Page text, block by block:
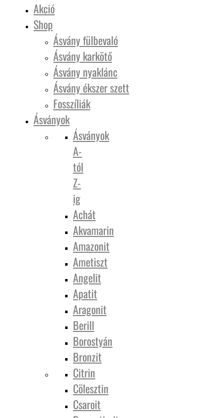
Akció
Shop
Ásvány fülbevaló
Ásvány karkötő
Ásvány nyaklánc
Ásvány ékszer szett
Fosszíliák
Ásványok
Ásványok
A-
tól
Z-
ig
Achát
Akvamarin
Amazonit
Ametiszt
Angelit
Apatit
Aragonit
Berill
Borostyán
Bronzit
Citrin
Cölesztin
Csaroit